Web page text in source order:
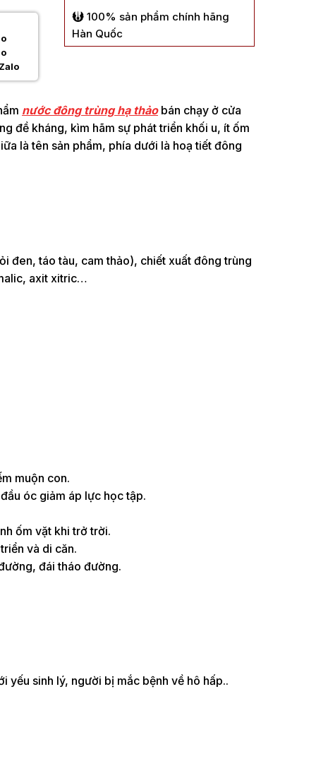
100% sản phẩm chính hãng
Hàn Quốc
nước đông trùng hạ thảobán chạy ở cửa
đề kháng, kìm hãm sự phát triển khối u, ít ốm
là tên sản phẩm, phía dưới là hoạ tiết đông
đen, táo tàu, cam thảo), chiết xuất đông trùng
axit xitric…
muộn con.
óc giảm áp lực học tập.
ốm vặt khi trở trời.
và di căn.
đái tháo đường.
sinh lý, người bị mắc bệnh về hô hấp..